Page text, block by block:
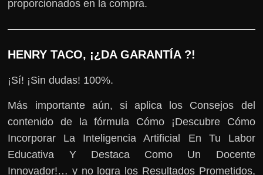
proporcionados en la compra.
HENRY TACO, ¡¿DA GARANTÍA ?!
¡Sí! ¡Sin dudas! 100%.
Más importante aún, si aplica los Consejos del
contenido de la fórmula Cómo ¡Descubre Cómo
Incorporar La Inteligencia Artificial En Tu Labor
Educativa Y Destaca Como Un Docente
Innovador!… y no logra los Resultados Prometidos,